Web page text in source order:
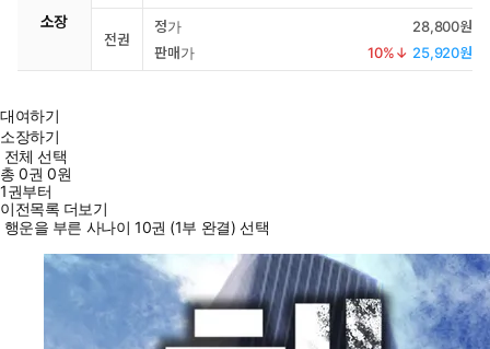
소장
전권
정가
28,800원
판매가
10%↓ 25,920원
대여하기
소장하기
전체 선택
총0권 0원
1권부터
이전목록 더보기
행운을 부른 사나이 10권 (1부 완결) 선택